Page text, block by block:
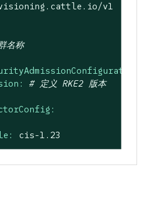
v1
名称
# 定义 RKE2 版本
cis-1.23